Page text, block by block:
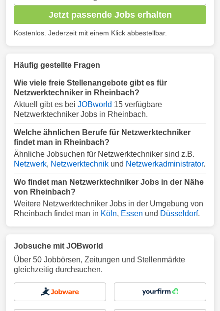
Jetzt passende Jobs erhalten
Kostenlos. Jederzeit mit einem Klick abbestellbar.
Häufig gestellte Fragen
Wie viele freie Stellenangebote gibt es für
Netzwerktechniker in Rheinbach?
Aktuell gibt es bei JOBworld 15 verfügbare
Netzwerktechniker Jobs in Rheinbach.
Welche ähnlichen Berufe für Netzwerktechniker
findet man in Rheinbach?
Ähnliche Jobsuchen für Netzwerktechniker sind z.B.
Netzwerk, Netzwerktechnik und Netzwerkadministrator.
Wo findet man Netzwerktechniker Jobs in der Nähe
von Rheinbach?
Weitere Netzwerktechniker Jobs in der Umgebung von
Rheinbach findet man in Köln, Essen und Düsseldorf.
Jobsuche mit JOBworld
Über 50 Jobbörsen, Zeitungen und Stellenmärkte
gleichzeitig durchsuchen.